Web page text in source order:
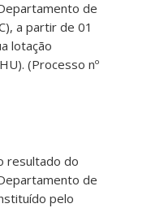
de
a partir de 01
lotação
(Processo nº
resultado do
de
pelo